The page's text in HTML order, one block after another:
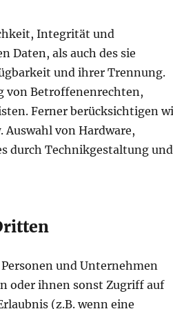
Integrität und
Daten, als auch des sie
und ihrer Trennung.
von Betroffenenrechten,
Ferner berücksichtigen
von Hardware,
durch Technikgestaltung und
und Unternehmen
oder ihnen sonst Zugriff auf
(z.B. wenn eine